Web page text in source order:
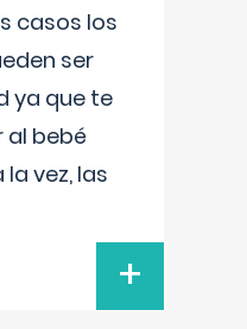
casos los
ser
ya que te
al bebé
vez, las
+